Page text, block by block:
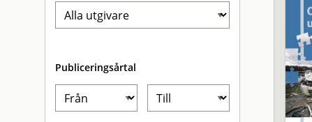
Publiceringsårtal